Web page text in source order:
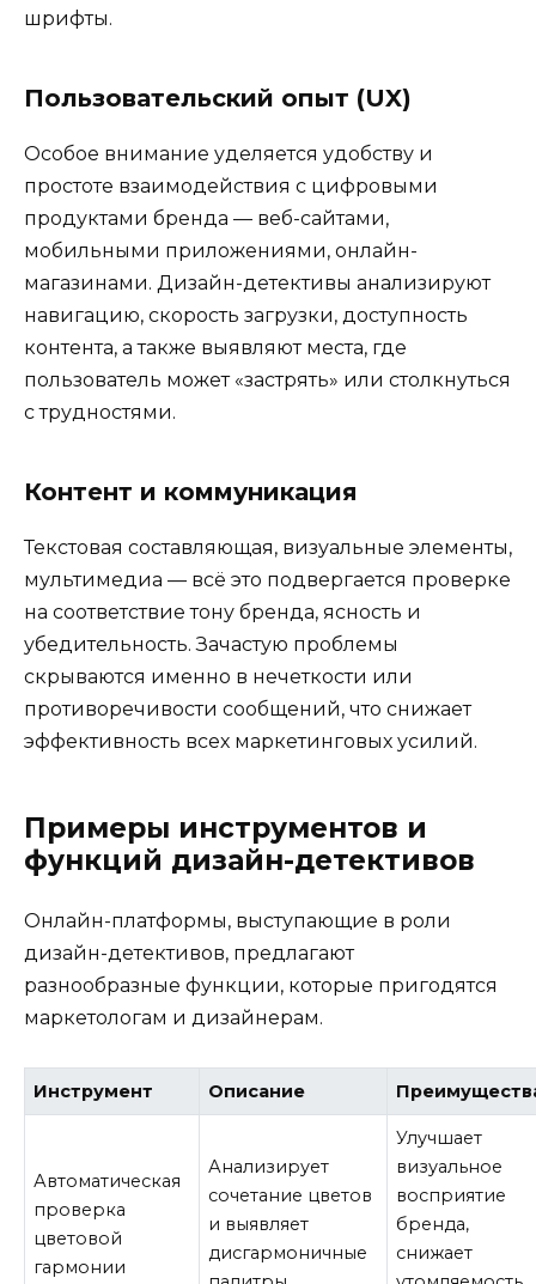
шрифты.
Пользовательский опыт (UX)
Особое внимание уделяется удобству и
простоте взаимодействия с цифровыми
продуктами бренда — веб-сайтами,
мобильными приложениями, онлайн-
магазинами. Дизайн-детективы анализируют
навигацию, скорость загрузки, доступность
контента, а также выявляют места, где
пользователь может «застрять» или столкнуться
с трудностями.
Контент и коммуникация
Текстовая составляющая, визуальные элементы,
мультимедиа — всё это подвергается проверке
на соответствие тону бренда, ясность и
убедительность. Зачастую проблемы
скрываются именно в нечеткости или
противоречивости сообщений, что снижает
эффективность всех маркетинговых усилий.
Примеры инструментов и
функций дизайн-детективов
Онлайн-платформы, выступающие в роли
дизайн-детективов, предлагают
разнообразные функции, которые пригодятся
маркетологам и дизайнерам.
Инструмент Описание
Автоматическая
проверка
цветовой
гармонии
Анализирует
сочетание цветов
и выявляет
дисгармоничные
Улучшает
визуальное
восприятие
бренда,
снижает